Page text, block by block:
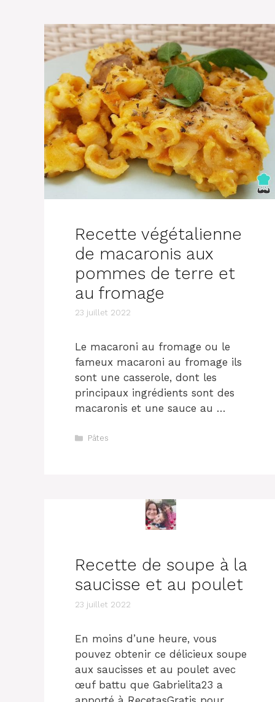
Recette végétalienne
de macaronis aux
pommes de terre et
au fromage
23 juillet 2022
Le macaroni au fromage ou le
fameux macaroni au fromage ils
sont une casserole, dont les
principaux ingrédients sont des
macaronis et une sauce au …
Catégories
Pâtes
Recette de soupe à la
saucisse et au poulet
23 juillet 2022
En moins d’une heure, vous
pouvez obtenir ce délicieux soupe
aux saucisses et au poulet avec
œuf battu que Gabrielita23 a